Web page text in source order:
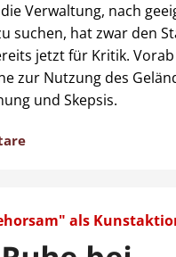
Verwaltung, nach
suchen, hat zwar den
jetzt für Kritik.
zur Nutzung des
und Skepsis.
als